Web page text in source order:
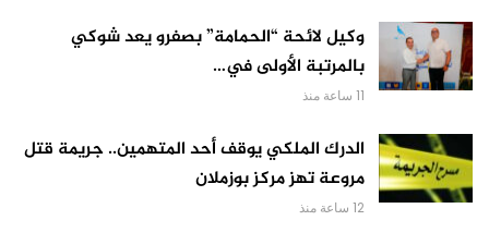
وكيل لائحة “الحمامة” بصفرو يعد شوكي
بالمرتبة الأولى في…
11 ساعة منذ
الدرك الملكي يوقف أحد المتهمين.. جريمة قتل
مروعة تهز مركز بوزملان
12 ساعة منذ